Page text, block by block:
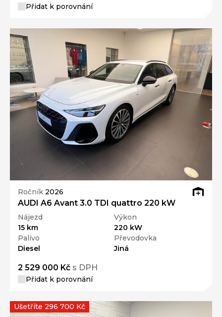
Přidat k porovnání
Ročník 2026
AUDI A6 Avant 3.0 TDI quattro 220 kW
Nájezd
15 km
Výkon
220 kW
Palivo
Diesel
Převodovka
Jiná
2 529 000 Kč s DPH
Přidat k porovnání
Ušetříte 296 700 Kč